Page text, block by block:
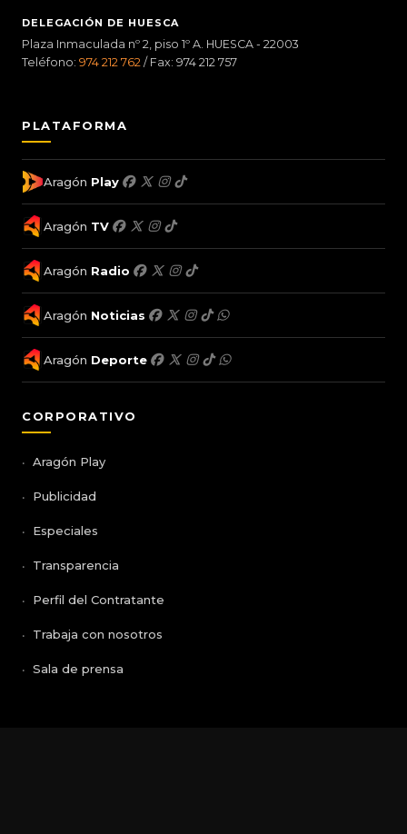
DELEGACIÓN DE HUESCA
Plaza Inmaculada nº 2, piso 1º A. HUESCA - 22003
Teléfono: 974 212 762 / Fax: 974 212 757
PLATAFORMA
Aragón Play
Aragón TV
Aragón Radio
Aragón Noticias
Aragón Deporte
CORPORATIVO
Aragón Play
Publicidad
Especiales
Transparencia
Perfil del Contratante
Trabaja con nosotros
Sala de prensa